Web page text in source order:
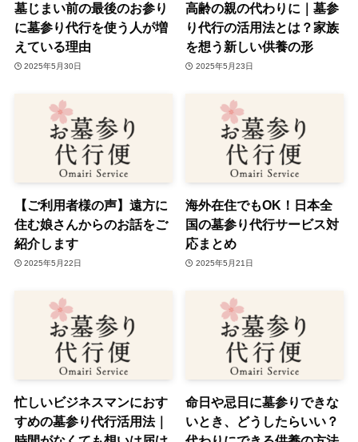
墓じまい前の最後のお参り
に墓参り代行を使う人が増
えている理由
2025年5月30日
高齢の親の代わりに｜墓参
り代行の活用法とは？家族
を想う新しい供養の形
2025年5月23日
【ご利用者様の声】遠方に
住む娘さんからのお話をご
紹介します
2025年5月22日
海外在住でもOK！日本全
国の墓参り代行サービス対
応まとめ
2025年5月21日
忙しいビジネスマンにおす
すめの墓参り代行活用法｜
命日や忌日に墓参りできな
いとき、どうしたらいい？